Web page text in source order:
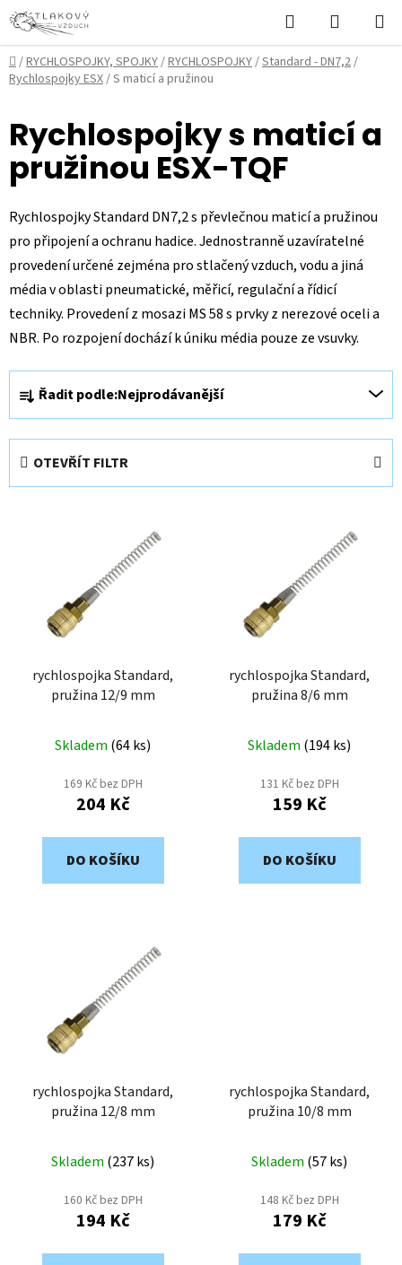
Přejít
na
obsah
Hledat
KOŠÍK
Domů
/RYCHLOSPOJKY, SPOJKY/RYCHLOSPOJKY/Standard - DN7,2/
Rychlospojky ESX/S maticí a pružinou
Rychlospojky s maticí a
pružinou ESX-TQF
Rychlospojky Standard DN7,2 s převlečnou maticí a pružinou
pro připojení a ochranu hadice. Jednostranně uzavíratelné
provedení určené zejména pro stlačený vzduch, vodu a jiná
média v oblasti pneumatické, měřicí, regulační a řídicí
techniky. Provedení z mosazi MS 58 s prvky z nerezové oceli a
NBR. Po rozpojení dochází k úniku média pouze ze vsuvky.
Ř
a
z
e
n
í
Řadit podle:Nejprodávanější
OTEVŘÍT FILTR
rychlospojka Standard,
pružina 12/9 mm
Skladem (64 ks)
169 Kč bez DPH
204 Kč
DO KOŠÍKU
rychlospojka Standard,
pružina 8/6 mm
Skladem (194 ks)
131 Kč bez DPH
159 Kč
DO KOŠÍKU
rychlospojka Standard,
pružina 12/8 mm
Skladem (237 ks)
160 Kč bez DPH
194 Kč
rychlospojka Standard,
pružina 10/8 mm
Skladem (57 ks)
148 Kč bez DPH
179 Kč